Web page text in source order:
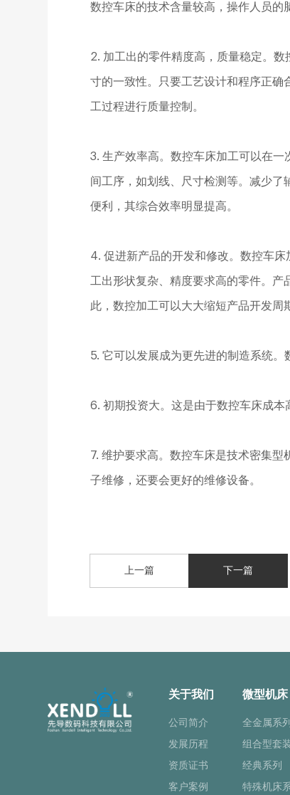
数控车床的技术含量较高，操作人员的
2. 加工出的零件精度高，质量稳定。
寸的一致性。只要工艺设计和程序正确
工过程进行质量控制。
3. 生产效率高。数控车床加工可以在
间工序，如划线、尺寸检测等。减少了
便利，其综合效率明显提高。
4. 促进新产品的开发和修改。数控车
工出形状复杂、精度要求高的零件。产
此，数控加工可以大大缩短产品开发周
5. 它可以发展成为更先进的制造系统。
6. 初期投资大。这是由于数控车床成本
7. 维护要求高。数控车床是技术密集
子维修，还要会更好的维修设备。
上一篇 下一篇
关于我们
公司简介
发展历程
资质证书
客户案例
微型机床
全金属系列
组合型套
经典系列
特殊机床